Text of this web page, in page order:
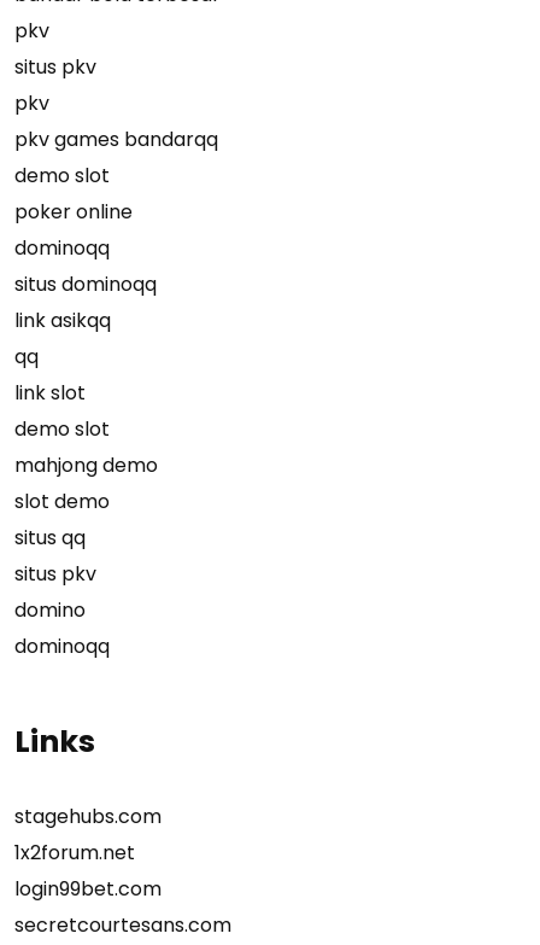
pkv
situs pkv
pkv
pkv games bandarqq
demo slot
poker online
dominoqq
situs dominoqq
link asikqq
qq
link slot
demo slot
mahjong demo
slot demo
situs qq
situs pkv
domino
dominoqq
Links
stagehubs.com
1x2forum.net
login99bet.com
secretcourtesans.com